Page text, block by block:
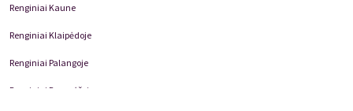
Renginiai Kaune
Renginiai Klaipėdoje
Renginiai Palangoje
Renginiai Panevėžyje